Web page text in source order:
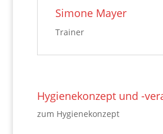
Simone Mayer
Trainer
Hygienekonzept und -
zum Hygienekonzept